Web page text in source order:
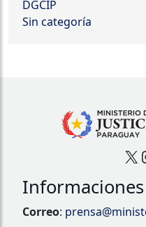
DGCIP
Sin categoría
X
Informaciones
Correo: